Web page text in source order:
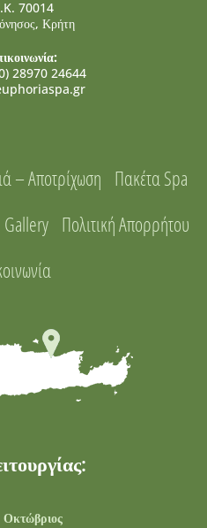
70014
Κρήτη
28970 24644
– Αποτρίχωση Πακέτα Spa
Gallery Πολιτική Απορρήτου